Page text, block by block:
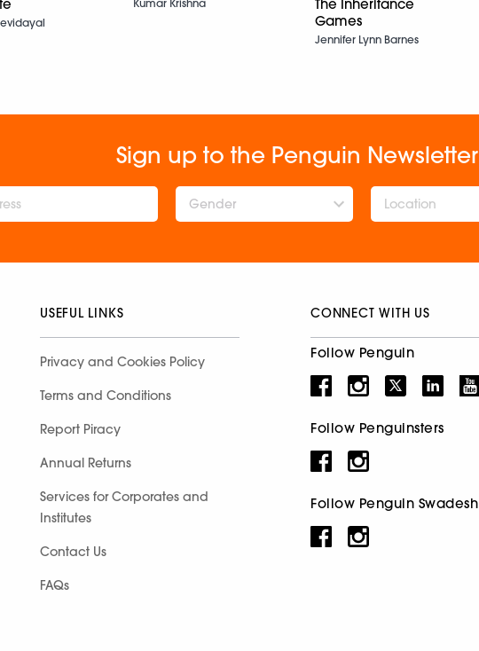
Kumar Krishna
The Inheritance
Games
Jennifer Lynn Barnes
Sign up to the Penguin Newsletter
Gender
USEFUL LINKS
Privacy and Cookies Policy
Terms and Conditions
Report Piracy
Annual Returns
Services for Corporates and
Institutes
Contact Us
FAQs
CONNECT WITH US
Follow Penguin
Follow Penguinsters
Follow Penguin Swadesh